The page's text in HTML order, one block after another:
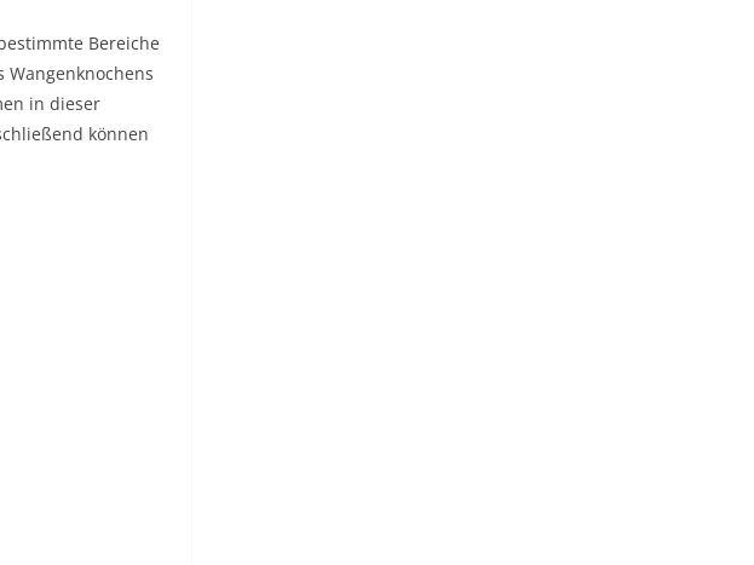
Bereiche
in dieser
können